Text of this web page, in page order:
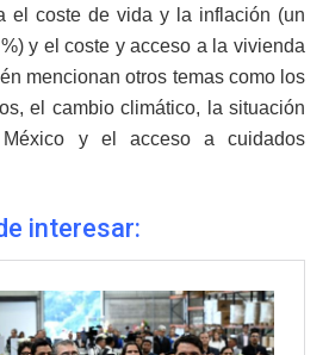
el coste de vida y la inflación (un
y el coste y acceso a la vivienda
mencionan otros temas como los
el cambio climático, la situación
y el acceso a cuidados
interesar: